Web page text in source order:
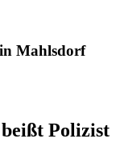
Mahlsdorf
Polizist